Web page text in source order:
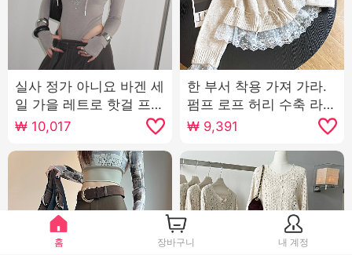
실사 정가 아니요 바겐 세
일 가을 레트로 핫걸 프린
트 핫픽스 후드 긴팔 티셔
츠 몸매 가꾸기 올인원 맨
₩ 10,017
한 부서 착용 가져 가라.
펌프 로프 허리 수축 라운
드 넥 레이스 조각 스웨터
여자 가을 겨울철 풀오버
캐주얼 디자인 센스 니트
스웨터
₩ 9,391
홈 장바구니 내 계정